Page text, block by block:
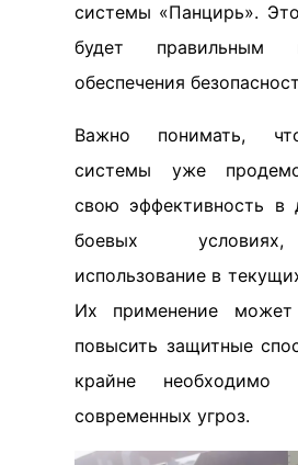
системы «Панцирь».
будет правильным
обеспечения
Важно понимать,
системы уже
свою эффективность в
боевых
использование в
Их применение может
повысить защитные
крайне необходимо
современных угроз.